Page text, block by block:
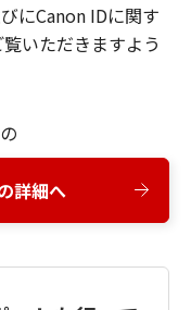
にCanon IDに関す
いただきますよう
詳細へ